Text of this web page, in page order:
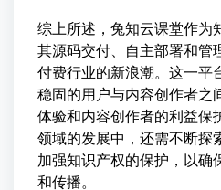
综上所述，兔知云课堂作为
其源码交付、自主部署和管
付费行业的新浪潮。这一平
稳固的用户与内容创作者之
体验和内容创作者的利益保
领域的发展中，还需不断探
加强知识产权的保护，以确
和传播。